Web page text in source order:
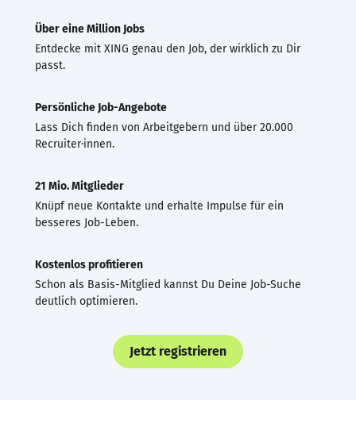
Über eine Million Jobs
Entdecke mit XING genau den Job, der wirklich zu Dir
passt.
Persönliche Job-Angebote
Lass Dich finden von Arbeitgebern und über 20.000
Recruiter·innen.
21 Mio. Mitglieder
Knüpf neue Kontakte und erhalte Impulse für ein
besseres Job-Leben.
Kostenlos profitieren
Schon als Basis-Mitglied kannst Du Deine Job-Suche
deutlich optimieren.
Jetzt registrieren